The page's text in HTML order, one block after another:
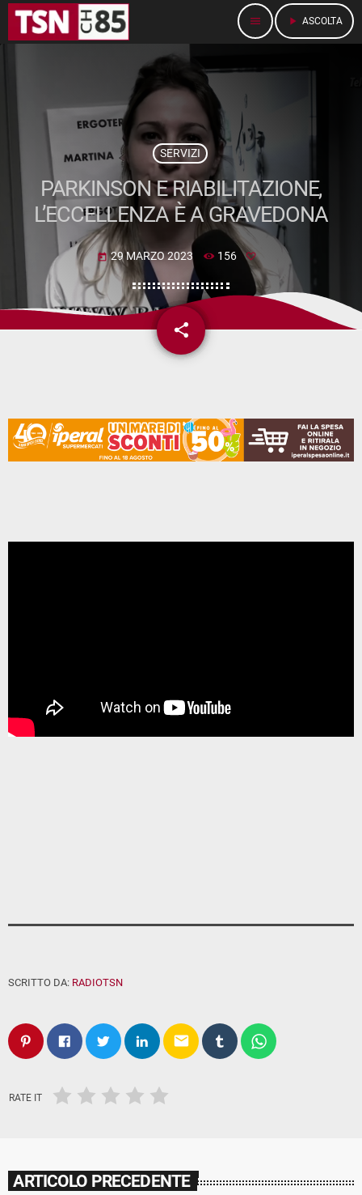
menu play_arrow ASCOLTA
SERVIZI
PARKINSON E RIABILITAZIONE,
L’ECCELLENZA È A GRAVEDONA
today 29 MARZO 2023 156
share
email
SCRITTO DA: RADIOTSN
email
RATE IT
ARTICOLO PRECEDENTE